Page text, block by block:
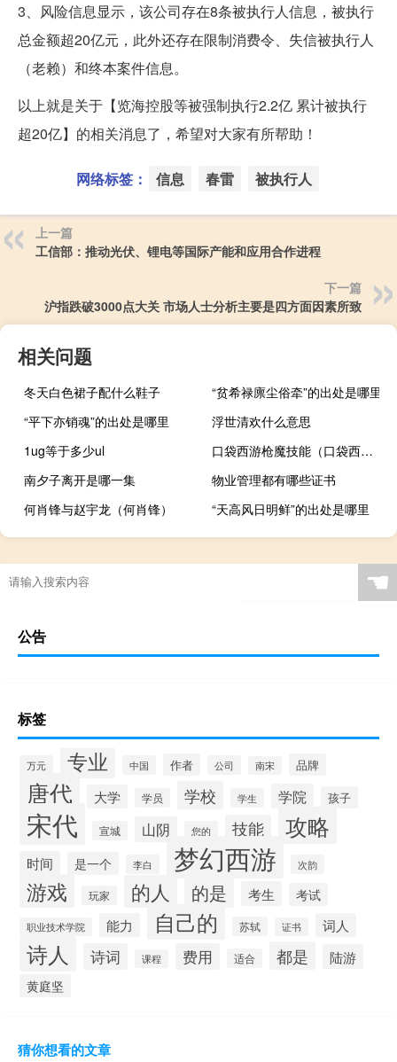
3、风险信息显示，该公司存在8条被执行人信息，被执行
总金额超20亿元，此外还存在限制消费令、失信被执行人
（老赖）和终本案件信息。
以上就是关于【览海控股等被强制执行2.2亿 累计被执行
超20亿】的相关消息了，希望对大家有所帮助！
网络标签： 信息 春雷 被执行人
上一篇
工信部：推动光伏、锂电等国际产能和应用合作进程
下一篇
沪指跌破3000点大关 市场人士分析主要是四方面因素所致
相关问题
冬天白色裙子配什么鞋子
“贫希禄廪尘俗牵”的出处是哪里
“平下亦销魂”的出处是哪里
浮世清欢什么意思
1ug等于多少ul
口袋西游枪魔技能（口袋西游枪侠加点）
南夕子离开是哪一集
物业管理都有哪些证书
何肖锋与赵宇龙（何肖锋）
“天高风日明鲜”的出处是哪里
☚
公告
标签
万元 专业 中国 作者 公司 南宋 品牌
唐代 大学 学员 学校 学生 学院 孩子
宋代 宣城 山阴 您的 技能 攻略
时间 是一个 李白 梦幻西游 次韵
游戏 玩家 的人 的是 考生 考试
职业技术学院 能力 自己的 苏轼 证书 词人
诗人 诗词 课程 费用 适合 都是 陆游
黄庭坚
猜你想看的文章